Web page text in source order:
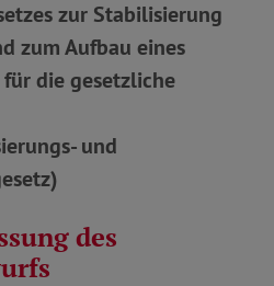
zur Stabilisierung
zum Aufbau eines
die gesetzliche
und
des